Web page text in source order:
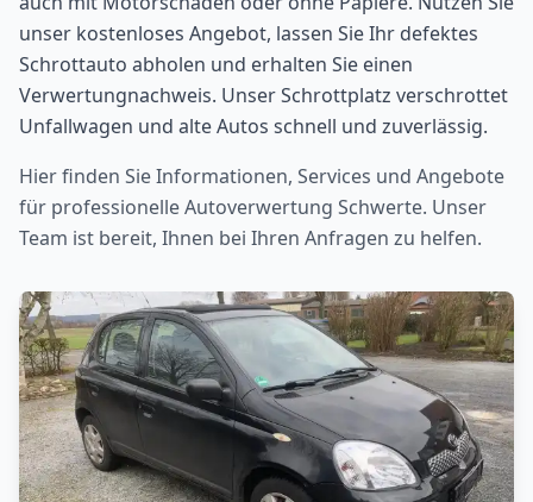
unser kostenloses Angebot, lassen Sie Ihr defektes
Schrottauto abholen und erhalten Sie einen
Verwertungnachweis. Unser Schrottplatz verschrottet
Unfallwagen und alte Autos schnell und zuverlässig.
Hier finden Sie Informationen, Services und Angebote
für professionelle Autoverwertung Schwerte. Unser
Team ist bereit, Ihnen bei Ihren Anfragen zu helfen.